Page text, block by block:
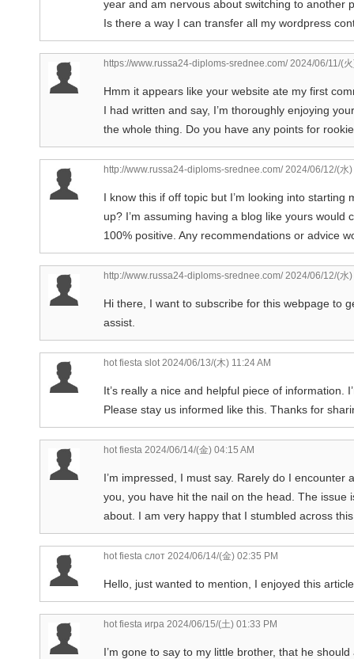
year and am nervous about switching to another
Is there a way I can transfer all my wordpress
https://www.russa24-diploms-srednee.com/2024/06/11/(
Hmm it appears like your website ate my first
I had written and say, I’m thoroughly enjoying
the whole thing. Do you have any points for
http://www.russa24-diploms-srednee.com/2024/06/12/(水)
I know this if off topic but I’m looking into
up? I’m assuming having a blog like yours would
100% positive. Any recommendations or advice
http://www.russa24-diploms-srednee.com/2024/06/12/(水)
Hi there, I want to subscribe for this webpage to
assist.
hot fiesta slot2024/06/13/(木) 11:24 AM
It’s really a nice and helpful piece of information.
Please stay us informed like this. Thanks for
hot fiesta 2024/06/14/(金) 04:15 AM
I’m impressed, I must say. Rarely do I
you, you have hit the nail on the head. The
about. I am very happy that I stumbled across
hot fiesta слот 2024/06/14/(金) 02:35 PM
Hello, just wanted to mention, I enjoyed this
hot fiesta игра 2024/06/15/(土) 01:33 PM
I’m gone to say to my little brother, that he